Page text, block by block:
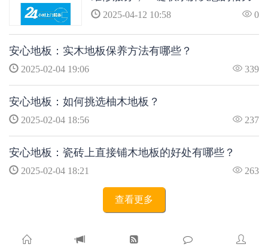
空调问题
2025-04-12 10:58 0
安心地板：实木地板保养方法有哪些？
2025-02-04 19:06 339
安心地板：如何挑选柚木地板？
2025-02-04 18:56 237
安心地板：瓷砖上直接铺木地板的好处有哪些？
2025-02-04 18:21 263
查看更多